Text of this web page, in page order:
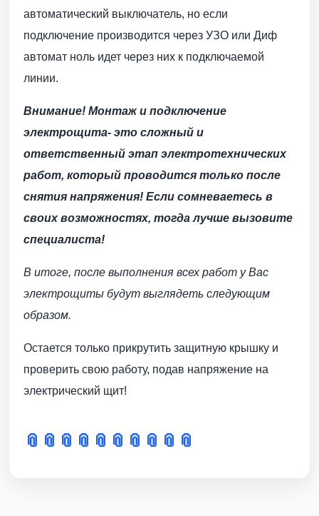
автоматический выключатель, но если
подключение производится через УЗО или Диф
автомат ноль идет через них к подключаемой
линии.
Внимание! Монтаж и подключение
электрощита- это сложный и
ответственный этап электротехнических
работ, который проводится только после
снятия напряжения! Если сомневаетесь в
своих возможностях, тогда лучше вызовите
специалиста!
В итоге, после выполнения всех работ у Вас
электрощиты будут выглядеть следующим
образом.
Остается только прикрутить защитную крышку и
проверить свою работу, подав напряжение на
электрический щит!
📎 📎 📎 📎 📎 📎 📎 📎 📎 📎